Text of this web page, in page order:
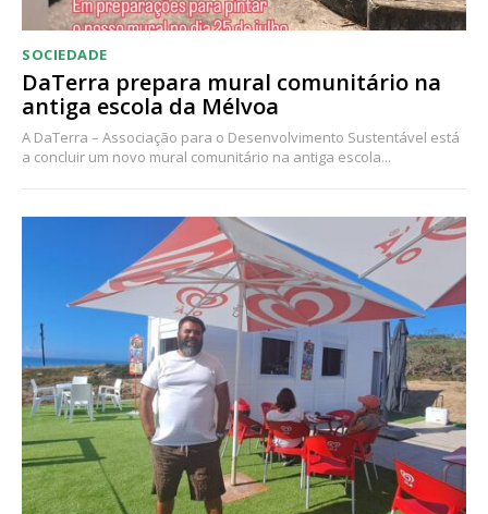
SOCIEDADE
DaTerra prepara mural comunitário na
antiga escola da Mélvoa
A DaTerra – Associação para o Desenvolvimento Sustentável está
a concluir um novo mural comunitário na antiga escola...